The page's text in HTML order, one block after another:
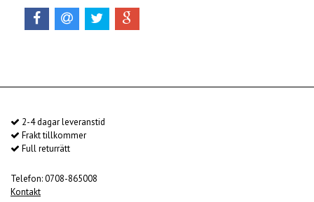
2-4 dagar leveranstid
Frakt tillkommer
Full returrätt
Telefon: 0708-865008
Kontakt